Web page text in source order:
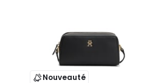
Nouveauté